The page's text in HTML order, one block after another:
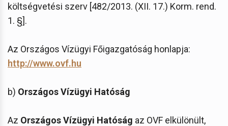
költségvetési szerv [482/2013. (XII. 17.) Korm. rend.
1. §].
Az Országos Vízügyi Főigazgatóság honlapja:
http://www.ovf.hu
b) Országos Vízügyi Hatóság
Az Országos Vízügyi Hatóság az OVF elkülönült,